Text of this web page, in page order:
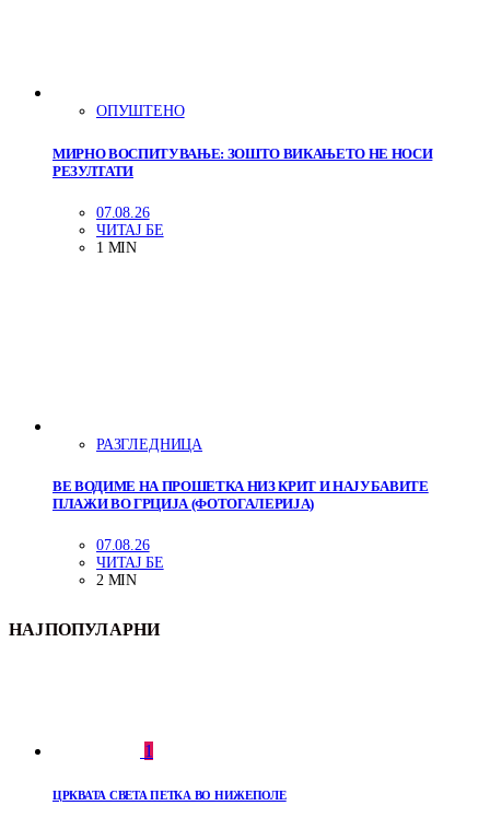
ОПУШТЕНО
МИРНО ВОСПИТУВАЊЕ: ЗОШТО ВИКАЊЕТО НЕ НОСИ
РЕЗУЛТАТИ
07.08.26
ЧИТАЈ БЕ
1 MIN
РАЗГЛЕДНИЦА
ВЕ ВОДИМЕ НА ПРОШЕТКА НИЗ КРИТ И НАЈУБАВИТЕ
ПЛАЖИ ВО ГРЦИЈА (ФОТОГАЛЕРИЈА)
07.08.26
ЧИТАЈ БЕ
2 MIN
НАЈПОПУЛАРНИ
1
ЦРКВАТА СВЕТА ПЕТКА ВО НИЖЕПОЛЕ